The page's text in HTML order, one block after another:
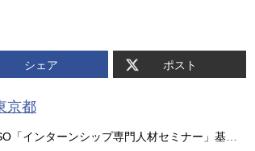
シェア ポスト
京都
JASSO「インターンシップ専門人材セミナー」基礎編9/15…大学等の先生が対象